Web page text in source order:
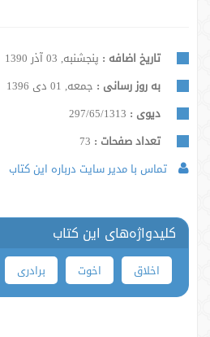
تاریخ اضافه : پنجشنبه, 03 آذر 1390
به روز رسانی : جمعه, 01 دی 1396
دیوی : 297/65/1313
تعداد صفحات :
تماس با مدیر سایت درباره این کتاب
کلیدواژه‌های این کتاب
اخلاق اخوت برادری